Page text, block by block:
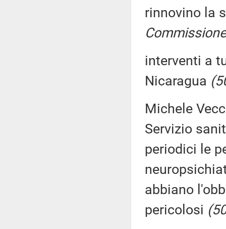
rinnovino la
interventi a
Nicaragua
Michele
Servizio
periodici le
abbiano
pericolosi